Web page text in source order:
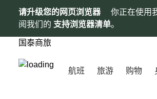
请升级您的网页浏览器
你正在使用
阅我们的 支持浏览器清单。
国泰商旅
航班 旅游 购物